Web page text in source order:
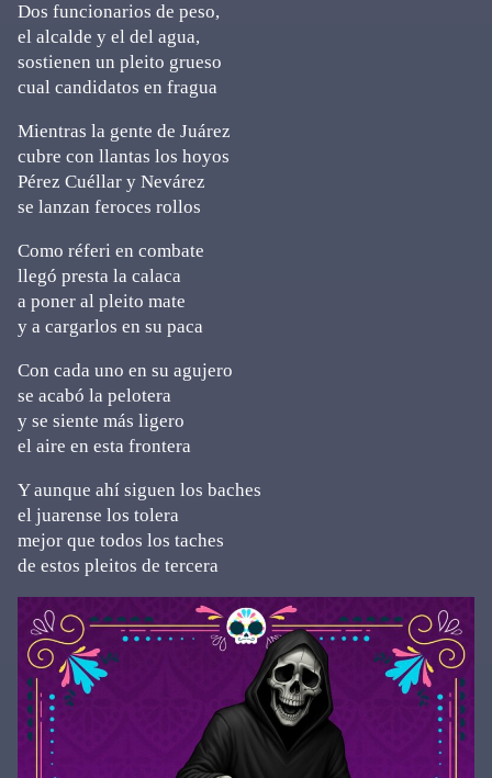
Dos funcionarios de peso,
el alcalde y el del agua,
sostienen un pleito grueso
cual candidatos en fragua
Mientras la gente de Juárez
cubre con llantas los hoyos
Pérez Cuéllar y Nevárez
se lanzan feroces rollos
Como réferi en combate
llegó presta la calaca
a poner al pleito mate
y a cargarlos en su paca
Con cada uno en su agujero
se acabó la pelotera
y se siente más ligero
el aire en esta frontera
Y aunque ahí siguen los baches
el juarense los tolera
mejor que todos los taches
de estos pleitos de tercera